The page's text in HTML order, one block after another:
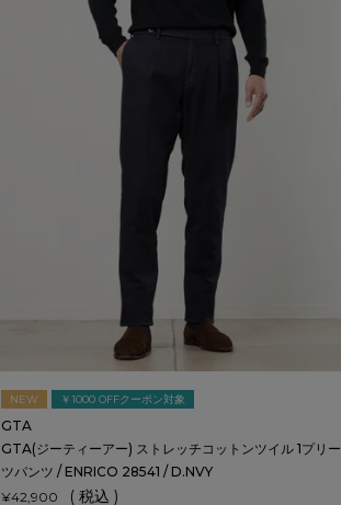
NEW ￥1000 OFFクーポン対象
GTA
GTA(ジーティーアー) ストレッチコットンツイル 1プリー
ツパンツ / ENRICO 28541 / D.NVY
¥42,900 税込